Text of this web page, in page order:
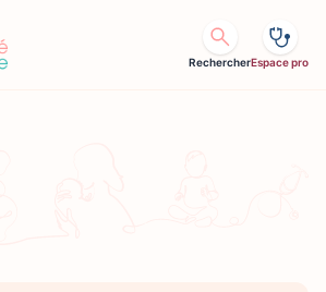
RechercherEspace pro